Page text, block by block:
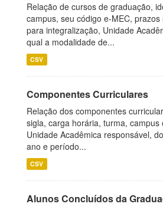
Relação de cursos de graduação,
campus, seu código e-MEC,
para integralização, Unidade
qual a modalidade de...
CSV
Componentes Curriculares
Relação dos componentes
sigla, carga horária, turma, campus
Unidade Acadêmica responsável,
ano e período...
CSV
Alunos Concluídos da